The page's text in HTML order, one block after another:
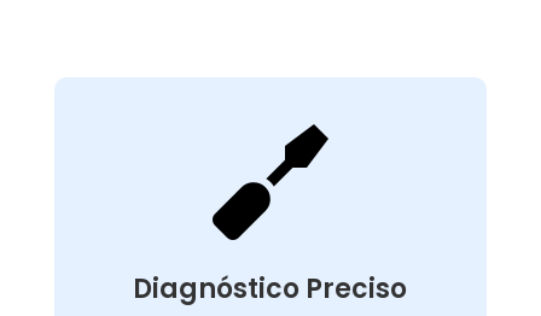

Diagnóstico Preciso
Avaliação Técnica
Detalhada
Nosso processo detalhado garante que cada
com atenção. Utilizamos equipamentos de